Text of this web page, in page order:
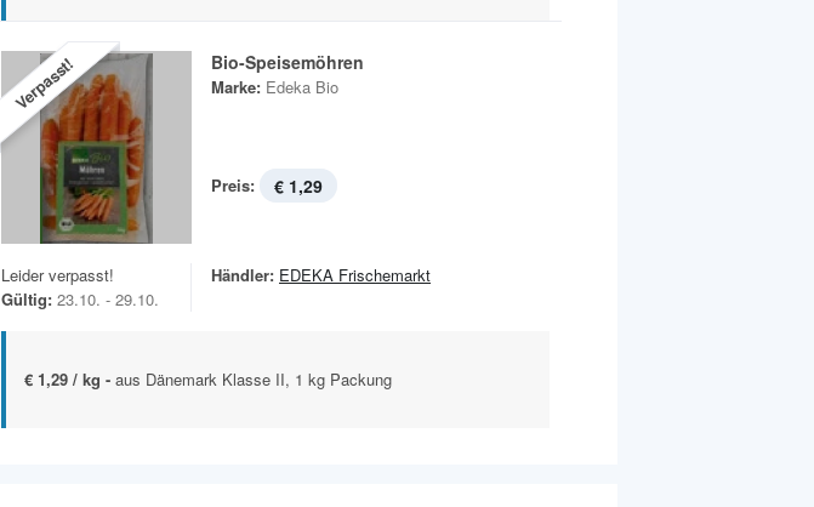
Verpasst! Bio-Speisemöhren
Marke: Edeka Bio
Preis: € 1,29
Leider verpasst!
Gültig: 23.10. - 29.10.
Händler: EDEKA Frischemarkt
€ 1,29 / kg - aus Dänemark Klasse II, 1 kg Packung